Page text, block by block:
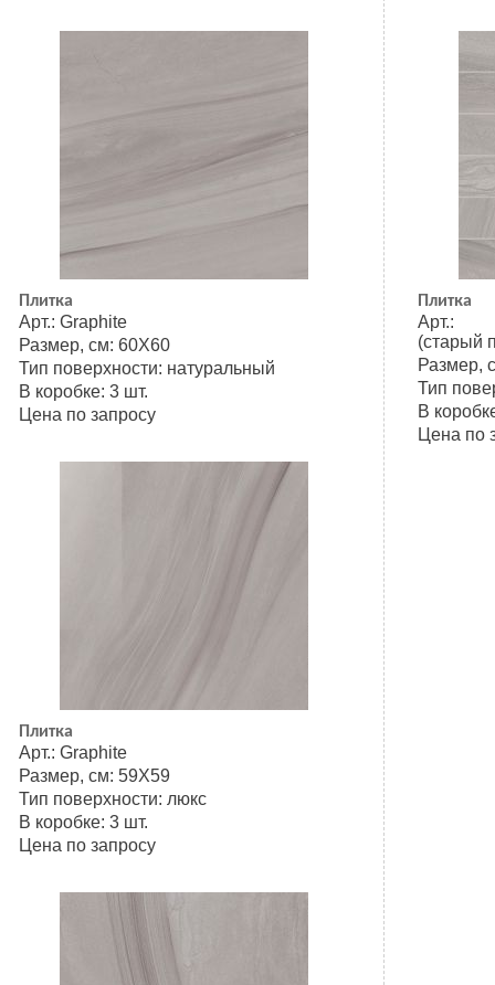
Плитка
Арт.: Graphite
Размер, см: 60Х60
Тип поверхности: натуральный
В коробке: 3 шт.
Цена по запросу
Плитка
Арт.: Graphite
Размер, см: 59Х59
Тип поверхности: люкс
В коробке: 3 шт.
Цена по запросу
Плитка
Арт.:
(старый
Размер,
Тип
В
Цена по